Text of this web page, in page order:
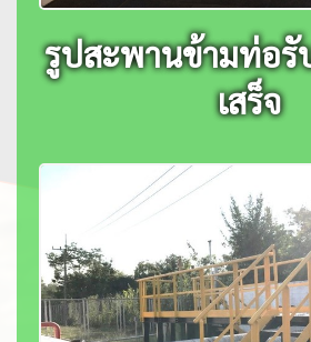
รูปสะพานข้ามท่อรั
เสร็จ